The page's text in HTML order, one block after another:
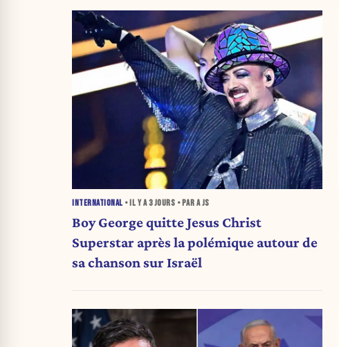
INTERNATIONAL • IL Y A3 JOURS • PAR A JS
Boy George quitte Jesus Christ
Superstar après la polémique autour de
sa chanson sur Israël